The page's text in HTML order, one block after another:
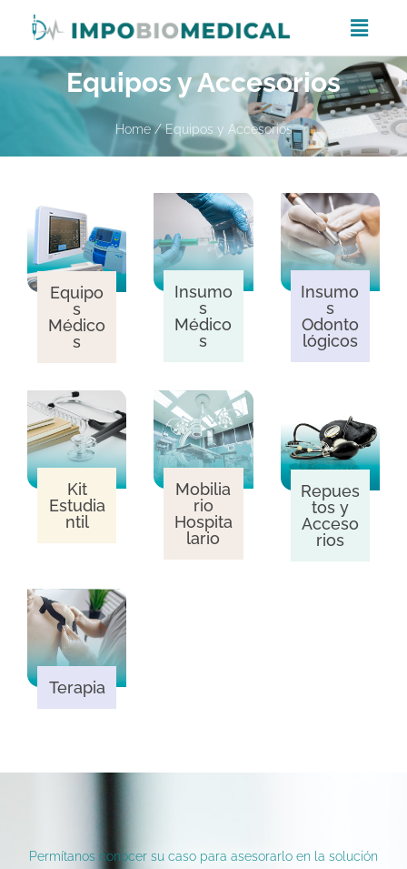
Equipos y Accesorios
Home/ Equipos y Accesorios
Equipo
s
Médico
s
Insumo
s
Médico
s
Insumo
s
Odonto
lógicos
Kit
Estudia
ntil
Mobilia
rio
Hospita
lario
Repues
tos y
Acceso
rios
Terapia
Permítanos conocer su caso para asesorarlo en la solución